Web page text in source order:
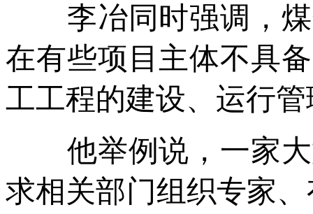
李冶同时强调，煤
在有些项目主体不具
工工程的建设、运行
他举例说，一家大
求相关部门组织专家